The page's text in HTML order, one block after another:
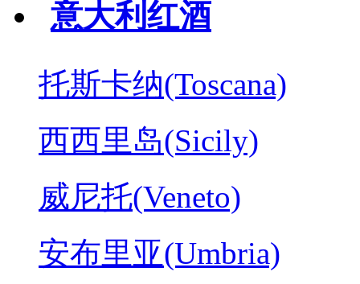
意大利红酒
托斯卡纳(Toscana)
西西里岛(Sicily)
威尼托(Veneto)
安布里亚(Umbria)